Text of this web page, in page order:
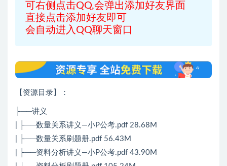
可右侧点击QQ,会弹出添加好友界面
直接点击添加好友即可
会自动进入QQ聊天窗口
【资源目录】：
├──讲义
| ├──数量关系讲义—小P公考.pdf 28.68M
| ├──数量关系刷题册.pdf 56.43M
| ├──资料分析讲义—小P公考.pdf 43.90M